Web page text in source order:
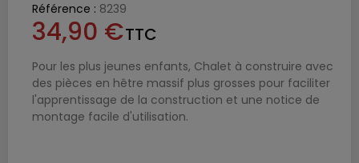
Référence : 8239
34,90 €TTC
Pour les plus jeunes enfants, Chalet à construire avec
des pièces en hêtre massif plus grosses pour faciliter
l'apprentissage de la construction et une notice de
montage facile d'utilisation.